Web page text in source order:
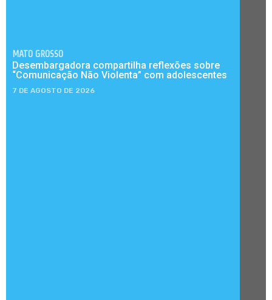
MATO GROSSO
Desembargadora compartilha reflexões sobre
“Comunicação Não Violenta” com adolescentes
7 DE AGOSTO DE 2026